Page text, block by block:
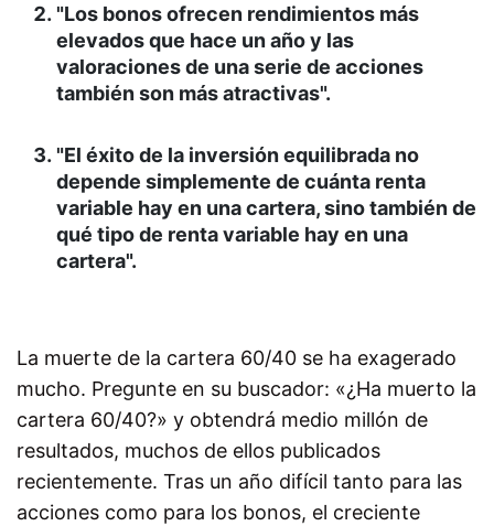
"Los bonos ofrecen rendimientos más
elevados que hace un año y las
valoraciones de una serie de acciones
también son más atractivas".
"El éxito de la inversión equilibrada no
depende simplemente de cuánta renta
variable hay en una cartera, sino también de
qué tipo de renta variable hay en una
cartera".
La muerte de la cartera 60/40 se ha exagerado
mucho. Pregunte en su buscador: «¿Ha muerto la
cartera 60/40?» y obtendrá medio millón de
resultados, muchos de ellos publicados
recientemente. Tras un año difícil tanto para las
acciones como para los bonos, el creciente